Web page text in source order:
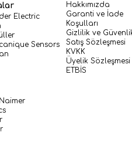
Electric
Sensors
Hakkımızda
Garanti ve İade
Koşulları
Gizlilik ve
Satış Sözleşmesi
KVKK
Üyelik Sözleşmesi
ETBİS